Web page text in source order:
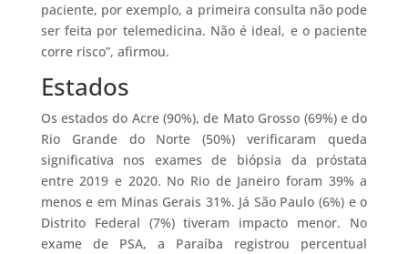
paciente, por exemplo, a primeira consulta não pode
ser feita por telemedicina. Não é ideal, e o paciente
corre risco”, afirmou.
Estados
Os estados do Acre (90%), de Mato Grosso (69%) e do
Rio Grande do Norte (50%) verificaram queda
significativa nos exames de biópsia da próstata
entre 2019 e 2020. No Rio de Janeiro foram 39% a
menos e em Minas Gerais 31%. Já São Paulo (6%) e o
Distrito Federal (7%) tiveram impacto menor. No
exame de PSA, a Paraíba registrou percentual